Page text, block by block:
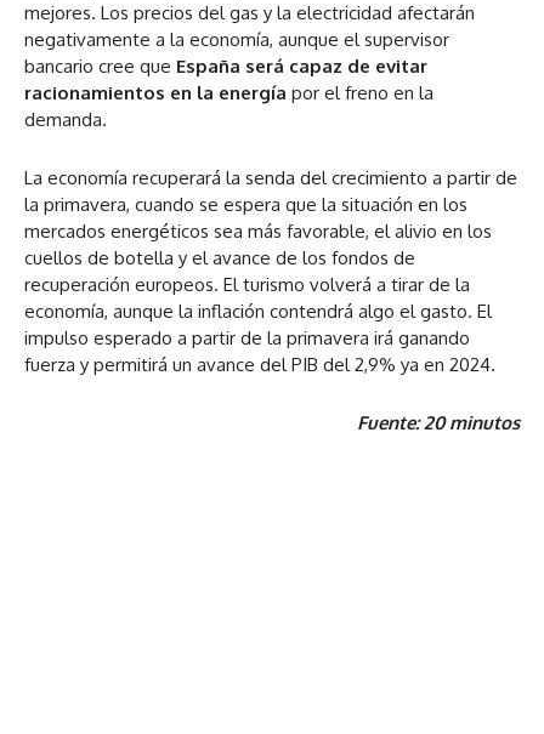
mejores. Los precios del gas y la electricidad afectarán
negativamente a la economía, aunque el supervisor
bancario cree que España será capaz de evitar
racionamientos en la energía por el freno en la
demanda.
La economía recuperará la senda del crecimiento a partir de
la primavera, cuando se espera que la situación en los
mercados energéticos sea más favorable, el alivio en los
cuellos de botella y el avance de los fondos de
recuperación europeos. El turismo volverá a tirar de la
economía, aunque la inflación contendrá algo el gasto. El
impulso esperado a partir de la primavera irá ganando
fuerza y permitirá un avance del PIB del 2,9% ya en 2024.
Fuente: 20 minutos